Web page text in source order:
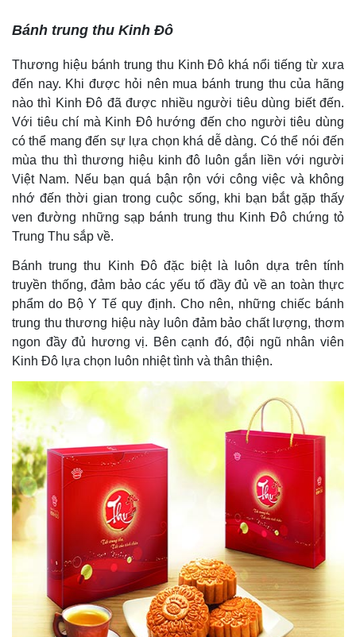
Bánh trung thu Kinh Đô
Thương hiệu bánh trung thu Kinh Đô khá nổi tiếng từ xưa
đến nay. Khi được hỏi nên mua bánh trung thu của hãng
nào thì Kinh Đô đã được nhiều người tiêu dùng biết đến.
Với tiêu chí mà Kinh Đô hướng đến cho người tiêu dùng
có thể mang đến sự lựa chọn khá dễ dàng. Có thể nói đến
mùa thu thì thương hiệu kinh đô luôn gắn liền với người
Việt Nam. Nếu bạn quá bận rộn với công việc và không
nhớ đến thời gian trong cuộc sống, khi bạn bắt gặp thấy
ven đường những sạp bánh trung thu Kinh Đô chứng tỏ
Trung Thu sắp về.
Bánh trung thu Kinh Đô đặc biệt là luôn dựa trên tính
truyền thống, đảm bảo các yếu tố đầy đủ về an toàn thực
phẩm do Bộ Y Tế quy định. Cho nên, những chiếc bánh
trung thu thương hiệu này luôn đảm bảo chất lượng, thơm
ngon đầy đủ hương vị. Bên cạnh đó, đội ngũ nhân viên
Kinh Đô lựa chọn luôn nhiệt tình và thân thiện.